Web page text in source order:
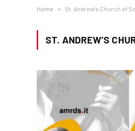
Home » St. Andrew's Church of
ST. ANDREW’S